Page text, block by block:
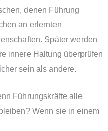
denen Führung
an erlernten
Später werden
innere Haltung überprüfen
sein als andere.
Führungskräfte alle
Wenn sie in einem